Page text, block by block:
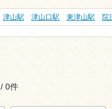
津山駅 津山口駅 東津山駅 院
/ 0件